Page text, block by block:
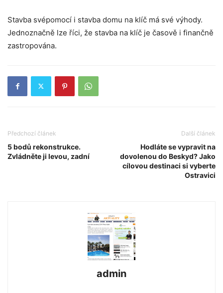
Stavba svépomocí i stavba domu na klíč má své výhody.
Jednoznačně lze říci, že stavba na klíč je časově i finančně
zastropována.
Předchozí článek
5 bodů rekonstrukce.
Zvládněte ji levou, zadní
Další článek
Hodláte se vypravit na
dovolenou do Beskyd? Jako
cílovou destinaci si vyberte
Ostravici
admin